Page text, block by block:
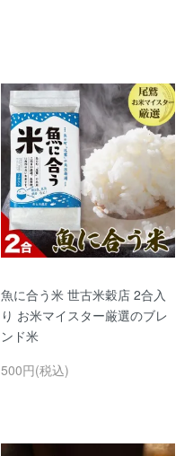
魚に合う米 世古米穀店 2合入
り お米マイスター厳選のブレ
ンド米
500円(税込)